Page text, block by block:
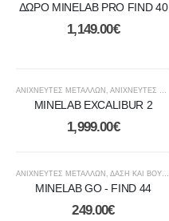
ΔΩΡΟ MINELAB PRO FIND 40
1,149.00€
ΑΝΙΧΝΕΥΤΕΣ ΜΕΤΑΛΛΩΝ , ΑΝΙΧΝΕΥΤΈΣ ΧΡΥΣΟΎ
MINELAB EXCALIBUR 2
1,999.00€
ΑΝΙΧΝΕΥΤΕΣ ΜΕΤΑΛΛΩΝ , ΔΆΣΗ ΚΑΙ ΒΟΥΝΆ
MINELAB GO - FIND 44
249.00€